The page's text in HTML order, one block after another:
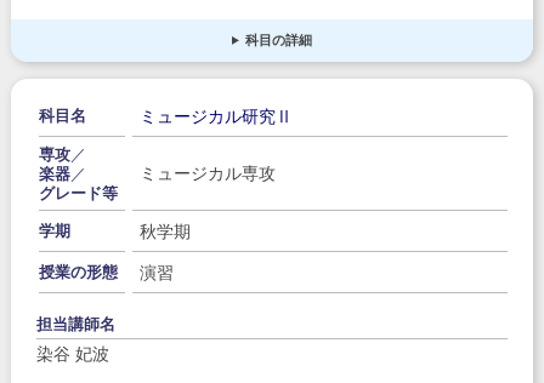
科目の詳細
科目名 ミュージカル研究Ⅱ
専攻／
楽器／
グレード等
ミュージカル専攻
学期 秋学期
授業の形態 演習
担当講師名
染谷 妃波